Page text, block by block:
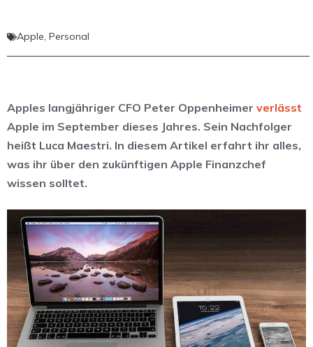
Apple, Personal
Apples langjähriger CFO Peter Oppenheimer verlässt
Apple im September dieses Jahres. Sein Nachfolger
heißt Luca Maestri. In diesem Artikel erfahrt ihr alles,
was ihr über den zukünftigen Apple Finanzchef
wissen solltet.